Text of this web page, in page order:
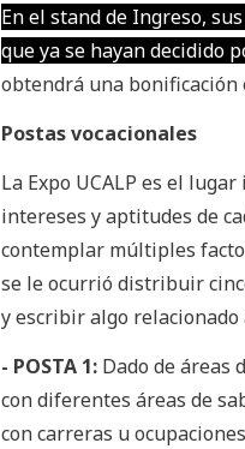
En el stand de Ingreso,
que ya se hayan decidido
obtendrá una bonificación
Postas vocacionales
La Expo UCALP es el
intereses y aptitudes de
contemplar múltiples
se le ocurrió distribuir
y escribir algo
- POSTA 1:Dado de áreas
con diferentes áreas de
con carreras u